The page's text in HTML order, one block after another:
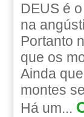
DEUS é
na
Portanto
que os
Ainda
montes
Há um...